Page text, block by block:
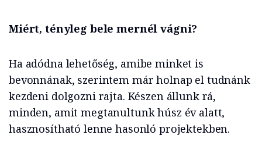
Miért, tényleg bele mernél vágni?
Ha adódna lehetőség, amibe minket is
bevonnának, szerintem már holnap el tudnánk
kezdeni dolgozni rajta. Készen állunk rá,
minden, amit megtanultunk húsz év alatt,
hasznosítható lenne hasonló projektekben.